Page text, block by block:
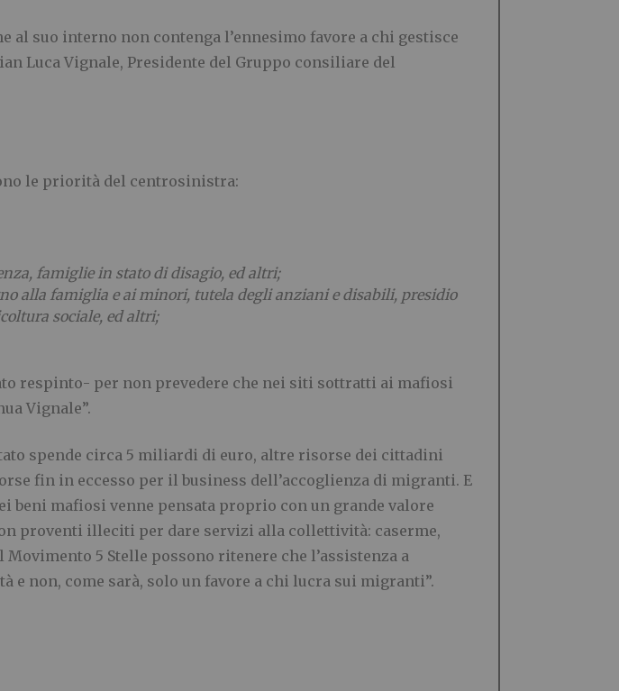
al suo interno non contenga l’ennesimo favore a chi gestisce
Luca Vignale, Presidente del Gruppo consiliare del
le priorità del centrosinistra:
famiglie in stato di disagio, ed altri;
alla famiglia e ai minori, tutela degli anziani e disabili, presidio
sociale, ed altri;
respinto- per non prevedere che nei siti sottratti ai mafiosi
Vignale”.
spende circa 5 miliardi di euro, altre risorse dei cittadini
fin in eccesso per il business dell’accoglienza di migranti. E
beni mafiosi venne pensata proprio con un grande valore
proventi illeciti per dare servizi alla collettività: caserme,
5 Stelle possono ritenere che l’assistenza a
non, come sarà, solo un favore a chi lucra sui migranti”.